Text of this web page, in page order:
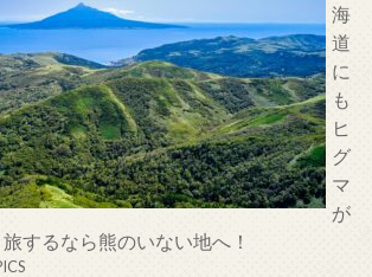
海
道
に
も
ヒ
グ
マ
が
するなら熊のいない地へ！